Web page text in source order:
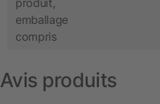
produit,
emballage
compris
Avis produits